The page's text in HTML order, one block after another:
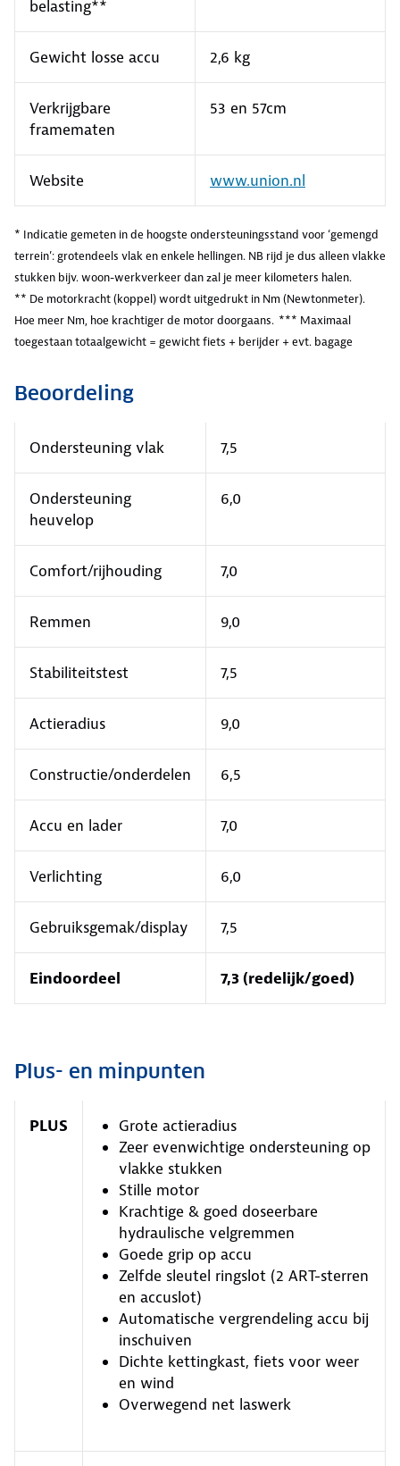
belasting**
Gewicht losse accu 2,6 kg
Verkrijgbare
framematen
53 en 57cm
Website www.union.nl
* Indicatie gemeten in de hoogste ondersteuningsstand voor ‘gemengd
terrein’: grotendeels vlak en enkele hellingen. NB rijd je dus alleen vlakke
stukken bijv. woon-werkverkeer dan zal je meer kilometers halen.
** De motorkracht (koppel) wordt uitgedrukt in Nm (Newtonmeter).
Hoe meer Nm, hoe krachtiger de motor doorgaans. *** Maximaal
toegestaan totaalgewicht = gewicht fiets + berijder + evt. bagage
Beoordeling
Ondersteuning vlak 7,5
Ondersteuning
heuvelop
6,0
Comfort/rijhouding 7,0
Remmen 9,0
Stabiliteitstest 7,5
Actieradius 9,0
Constructie/onderdelen 6,5
Accu en lader 7,0
Verlichting 6,0
Gebruiksgemak/display 7,5
Eindoordeel 7,3 (redelijk/goed)
Plus- en minpunten
PLUS
Grote actieradius
Zeer evenwichtige ondersteuning op
vlakke stukken
Stille motor
Krachtige & goed doseerbare
hydraulische velgremmen
Goede grip op accu
Zelfde sleutel ringslot (2 ART-sterren
en accuslot)
Automatische vergrendeling accu bij
inschuiven
Dichte kettingkast, fiets voor weer
en wind
Overwegend net laswerk